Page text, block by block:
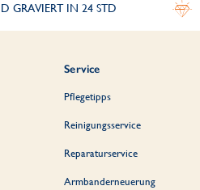
GRAVIERT IN 24 STD
Service
Pflegetipps
Reinigungsservice
Reparaturservice
Armbanderneuerung